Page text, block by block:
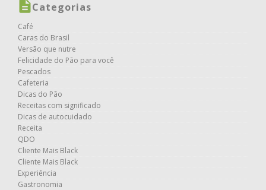
Categorias
Café
Caras do Brasil
Versão que nutre
Felicidade do Pão para você
Pescados
Cafeteria
Dicas do Pão
Receitas com significado
Dicas de autocuidado
Receita
QDO
Cliente Mais Black
Cliente Mais Black
Experiência
Gastronomia